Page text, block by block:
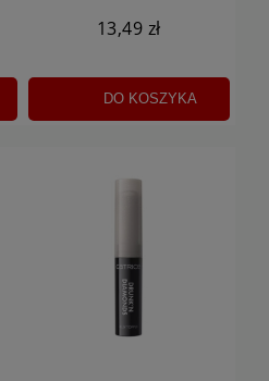
13,49 zł
DO KOSZYKA